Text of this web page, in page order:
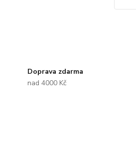
Doprava zdarma
nad 4000 Kč